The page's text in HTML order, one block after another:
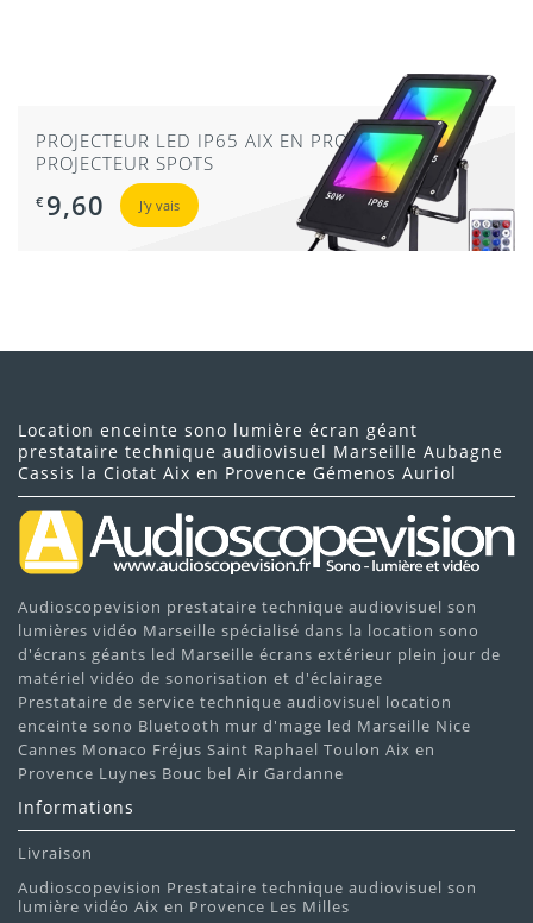
PROJECTEUR LED IP65 AIX EN PROVENCE
PROJECTEUR SPOTS
€ 9,60 J'y vais
Location enceinte sono lumière écran géant
prestataire technique audiovisuel Marseille Aubagne
Cassis la Ciotat Aix en Provence Gémenos Auriol
Audioscopevision prestataire technique audiovisuel son
lumières vidéo Marseille spécialisé dans la location sono
d'écrans géants led Marseille écrans extérieur plein jour de
matériel vidéo de sonorisation et d'éclairage
Prestataire de service technique audiovisuel location
enceinte sono Bluetooth mur d'mage led Marseille Nice
Cannes Monaco Fréjus Saint Raphael Toulon Aix en
Provence Luynes Bouc bel Air Gardanne
Informations
Livraison
Audioscopevision Prestataire technique audiovisuel son
lumière vidéo Aix en Provence Les Milles